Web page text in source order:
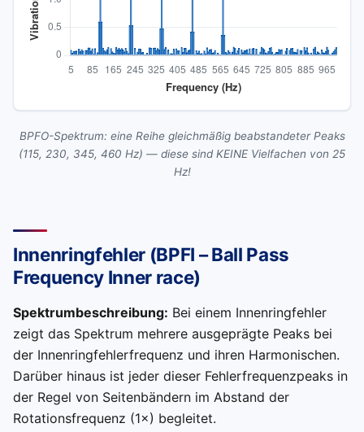
BPFO-Spektrum: eine Reihe gleichmäßig beabstandeter Peaks
(115, 230, 345, 460 Hz) — diese sind KEINE Vielfachen von 25
Hz!
Innenringfehler (BPFI – Ball Pass
Frequency Inner race)
Spektrumbeschreibung: Bei einem Innenringfehler
zeigt das Spektrum mehrere ausgeprägte Peaks bei
der Innenringfehlerfrequenz und ihren Harmonischen.
Darüber hinaus ist jeder dieser Fehlerfrequenzpeaks in
der Regel von Seitenbändern im Abstand der
Rotationsfrequenz (1×) begleitet.